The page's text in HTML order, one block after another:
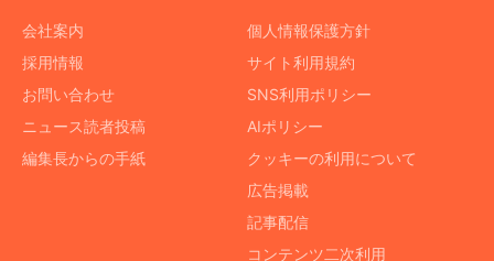
会社案内
採用情報
お問い合わせ
ニュース読者投稿
編集長からの手紙
個人情報保護方針
サイト利用規約
SNS利用ポリシー
AIポリシー
クッキーの利用について
広告掲載
記事配信
コンテンツ二次利用